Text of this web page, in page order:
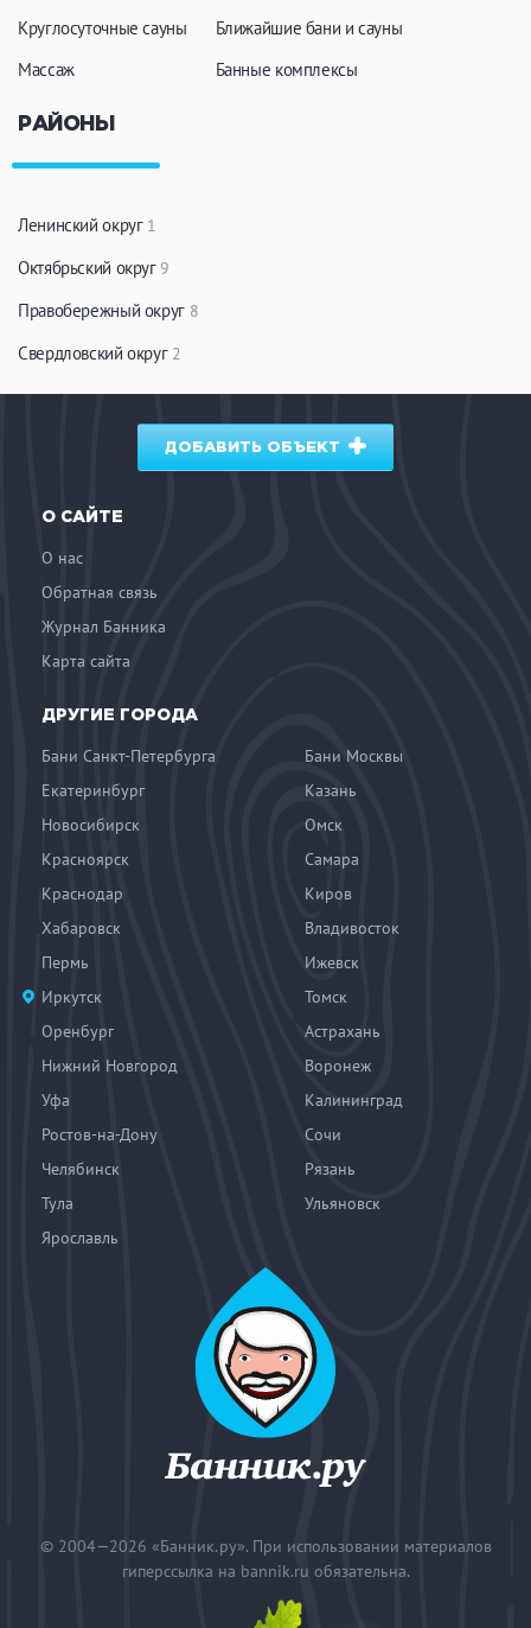
Круглосуточные сауны
Массаж
Ближайшие бани и сауны
Банные комплексы
РАЙОНЫ
Ленинский округ 1
Октябрьский округ 9
Правобережный округ 8
Свердловский округ 2
ДОБАВИТЬ ОБЪЕКТ
О САЙТЕ
О нас
Обратная связь
Журнал Банника
Карта сайта
ДРУГИЕ ГОРОДА
Бани Санкт-Петербурга
Бани Москвы
Екатеринбург
Казань
Новосибирск
Омск
Красноярск
Самара
Краснодар
Киров
Хабаровск
Владивосток
Пермь
Ижевск
Иркутск
Томск
Оренбург
Астрахань
Нижний Новгород
Воронеж
Уфа
Калининград
Ростов-на-Дону
Сочи
Челябинск
Рязань
Тула
Ульяновск
Ярославль
© 2004—2026 «Банник.ру». При использовании материалов
гиперссылка на bannik.ru обязательна.